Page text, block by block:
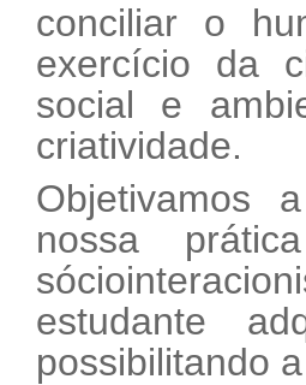
conciliar o
exercício da
social e
criatividade.
Objetivamos
nossa
estudante
possibilitando